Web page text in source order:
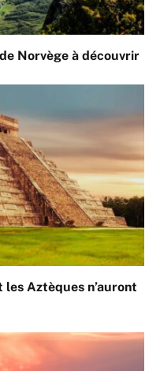
Norvège à découvrir
Aztèques n’auront